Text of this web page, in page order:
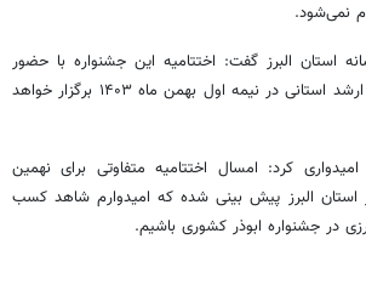
نمی‌شود.
استان البرز گفت: اختتامیه این جشنواره با حضور
اصحاب رسانه و مسئولان ارشد استانی در نیمه اول بهمن ماه ۱۴۰۳ برگزار خواهد
امیدواری کرد: امسال اختتامیه متفاوتی برای نهمین
استان البرز پیش بینی شده که امیدوارم شاهد کسب
در جشنواره ابوذر کشوری باشیم.